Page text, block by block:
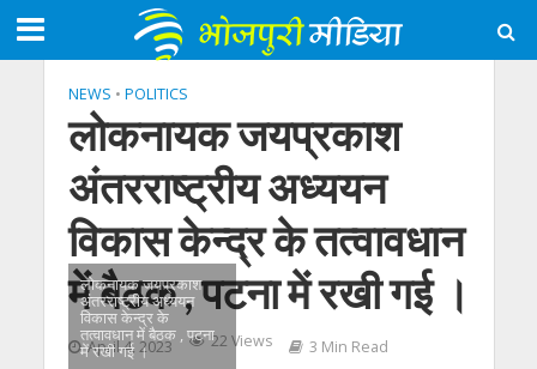
NEWS • POLITICS
लोकनायक जयप्रकाश
अंतरराष्ट्रीय अध्ययन
विकास केन्द्र के तत्वावधान
में बैठक , पटना में रखी गई ।
April 4, 2023 22 Views 3 Min Read
लोकनायक जयप्रकाश
अंतरराष्ट्रीय अध्ययन
विकास केन्द्र के
तत्वावधान में बैठक , पटना
में रखी गई ।